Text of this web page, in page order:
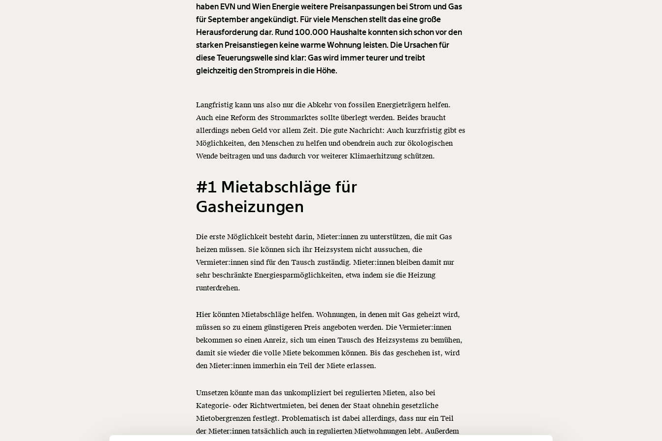
Immer auf
dem
Veränderung
haben EVN und Wien Energie weitere Preisanpassungen bei Strom und Gas
für September angekündigt. Für viele Menschen stellt das eine große
Herausforderung dar. Rund 100.000 Haushalte konnten sich schon vor den
starken Preisanstiegen keine warme Wohnung leisten. Die Ursachen für
diese Teuerungswelle sind klar: Gas wird immer teurer und treibt
gleichzeitig den Strompreis in die Höhe.
Langfristig kann uns also nur die Abkehr von fossilen Energieträgern helfen.
Auch eine Reform des Strommarktes sollte überlegt werden. Beides braucht
allerdings neben Geld vor allem Zeit. Die gute Nachricht: Auch kurzfristig gibt es
Möglichkeiten, den Menschen zu helfen und obendrein auch zur ökologischen
Wende beitragen und uns dadurch vor weiterer Klimaerhitzung schützen.
#1 Mietabschläge für
Gasheizungen
Die erste Möglichkeit besteht darin, Mieter:innen zu unterstützen, die mit Gas
heizen müssen. Sie können sich ihr Heizsystem nicht aussuchen, die
Vermieter:innen sind für den Tausch zuständig. Mieter:innen bleiben damit nur
sehr beschränkte Energiesparmöglichkeiten, etwa indem sie die Heizung
runterdrehen.
Hier könnten Mietabschläge helfen. Wohnungen, in denen mit Gas geheizt wird,
müssen so zu einem günstigeren Preis angeboten werden. Die Vermieter:innen
bekommen so einen Anreiz, sich um einen Tausch des Heizsystems zu bemühen,
damit sie wieder die volle Miete bekommen können. Bis das geschehen ist, wird
den Mieter:innen immerhin ein Teil der Miete erlassen.
Umsetzen könnte man das unkompliziert bei regulierten Mieten, also bei
Kategorie- oder Richtwertmieten, bei denen der Staat ohnehin gesetzliche
Mietobergrenzen festlegt. Problematisch ist dabei allerdings, dass nur ein Teil
der Mieter:innen tatsächlich auch in regulierten Mietwohnungen lebt. Außerdem